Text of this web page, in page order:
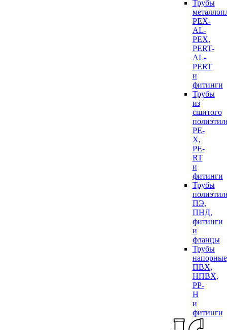
Трубы
PEX-
AL-
PEX,
PERT-
AL-
PERT
и
фитинги
Трубы
из
сшитого
PE-
X,
PE-
RT
и
фитинги
Трубы
ПЭ,
ПНД,
фитинги
и
фланцы
Трубы
напорные
ПВХ,
НПВХ,
PP-
H
и
фитинги